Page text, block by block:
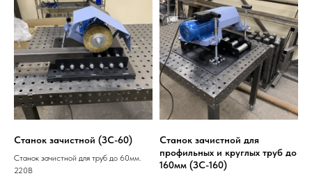
Станок зачистной (ЗС-60)
Станок зачистной для труб до 60мм.
220В
Станок зачистной для
профильных и круглых труб до
160мм (ЗС-160)